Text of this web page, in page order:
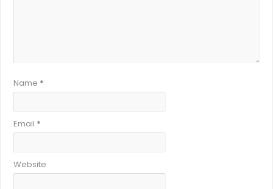
Name *
Email *
Website